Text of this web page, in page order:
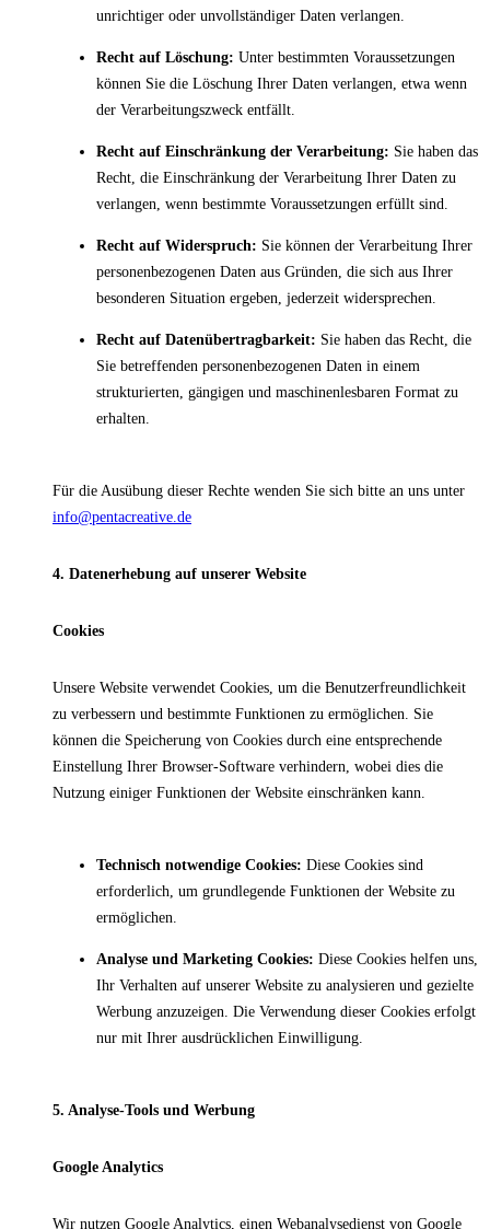
unrichtiger oder unvollständiger Daten verlangen.
Recht auf Löschung: Unter bestimmten Voraussetzungen
können Sie die Löschung Ihrer Daten verlangen, etwa wenn
der Verarbeitungszweck entfällt.
Recht auf Einschränkung der Verarbeitung: Sie haben das
Recht, die Einschränkung der Verarbeitung Ihrer Daten zu
verlangen, wenn bestimmte Voraussetzungen erfüllt sind.
Recht auf Widerspruch: Sie können der Verarbeitung Ihrer
personenbezogenen Daten aus Gründen, die sich aus Ihrer
besonderen Situation ergeben, jederzeit widersprechen.
Recht auf Datenübertragbarkeit: Sie haben das Recht, die
Sie betreffenden personenbezogenen Daten in einem
strukturierten, gängigen und maschinenlesbaren Format zu
erhalten.
Für die Ausübung dieser Rechte wenden Sie sich bitte an uns unter
info@pentacreative.de
4. Datenerhebung auf unserer Website
Cookies
Unsere Website verwendet Cookies, um die Benutzerfreundlichkeit
zu verbessern und bestimmte Funktionen zu ermöglichen. Sie
können die Speicherung von Cookies durch eine entsprechende
Einstellung Ihrer Browser-Software verhindern, wobei dies die
Nutzung einiger Funktionen der Website einschränken kann.
Technisch notwendige Cookies: Diese Cookies sind
erforderlich, um grundlegende Funktionen der Website zu
ermöglichen.
Analyse und Marketing Cookies: Diese Cookies helfen uns,
Ihr Verhalten auf unserer Website zu analysieren und gezielte
Werbung anzuzeigen. Die Verwendung dieser Cookies erfolgt
nur mit Ihrer ausdrücklichen Einwilligung.
5. Analyse-Tools und Werbung
Google Analytics
Wir nutzen Google Analytics, einen Webanalysedienst von Google